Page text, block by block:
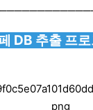
DB 추출 프